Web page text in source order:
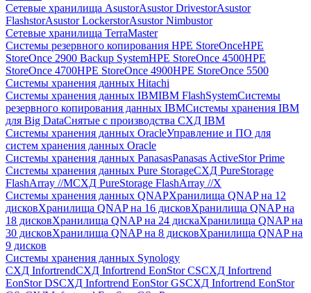
Сетевые хранилища AsustorAsustor DrivestorAsustor
FlashstorAsustor LockerstorAsustor Nimbustor
Сетевые хранилища TerraMaster
Системы резервного копирования HPE StoreOnceHPE
StoreOnce 2900 Backup SystemHPE StoreOnce 4500HPE
StoreOnce 4700HPE StoreOnce 4900HPE StoreOnce 5500
Системы хранения данных Hitachi
Системы хранения данных IBMIBM FlashSystemСистемы
резервного копирования данных IBMСистемы хранения IBM
для Big DataСнятые с производства СХД IBM
Системы хранения данных OracleУправление и ПО для
систем хранения данных Oracle
Системы хранения данных PanasasPanasas ActiveStor Prime
Системы хранения данных Pure StorageСХД PureStorage
FlashArray //MСХД PureStorage FlashArray //X
Системы хранения данных QNAPХранилища QNAP на 12
дисковХранилища QNAP на 16 дисковХранилища QNAP на
18 дисковХранилища QNAP на 24 дискаХранилища QNAP на
30 дисковХранилища QNAP на 8 дисковХранилища QNAP на
9 дисков
Системы хранения данных Synology
СХД InfortrendСХД Infortrend EonStor CSСХД Infortrend
EonStor DSСХД Infortrend EonStor GSСХД Infortrend EonStor